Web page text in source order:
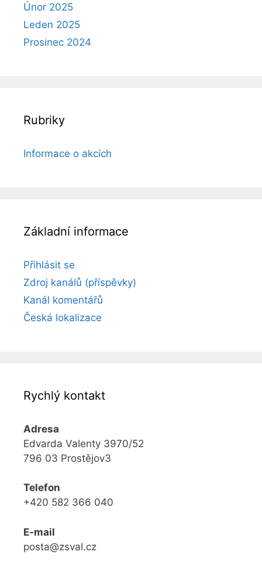
Únor 2025
Leden 2025
Prosinec 2024
Rubriky
Informace o akcích
Základní informace
Přihlásit se
Zdroj kanálů (příspěvky)
Kanál komentářů
Česká lokalizace
Rychlý kontakt
Adresa
Edvarda Valenty 3970/52
796 03 Prostějov3
Telefon
+420 582 366 040
E-mail
posta@zsval.cz